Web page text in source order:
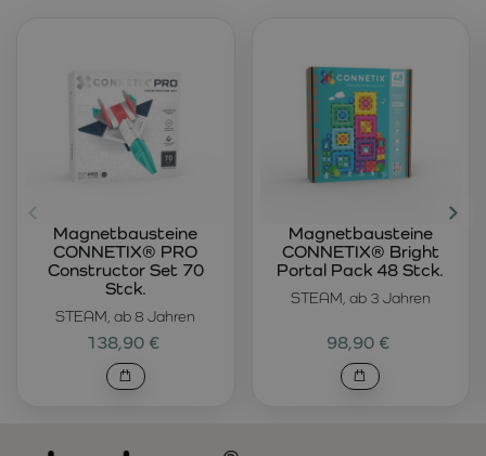
STEAM, ab 8 Jahren
Magnetbausteine
CONNETIX® PRO
Constructor Set 70
Stck.
138,90 €
STEAM, ab 3 Jahren
Magnetbausteine
CONNETIX® Bright
Portal Pack 48 Stck.
98,90 €